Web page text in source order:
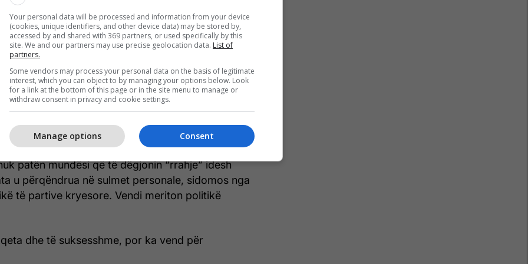
me vonesë. Partia në pushtet përfitoi nga
administrative gjatë fushatës, duke krijuar një
Pati edhe raste pretendimesh për presione
nga OSBE-ODIHR, shkruan A2 CNN.
fushatën “online”, ku OSBE/ODIHR tha se nuk
për të kontrolluar “content”-in manipulativ dhe të
dhe transparence edhe në numërimin e
patën mundësi që të dëgjonin “rrahje” idesh
u përqëndrua në sulmet personale, sidomos nga
të partive kryesore. Vendi meriton politikë
dhe të suksesshme, por ka vend për
Your personal data will be processed and information from your device
(cookies, unique identifiers, and other device data) may be stored by,
accessed by and shared with 369 partners, or used specifically by this
site. We and our partners may use precise geolocation data. List of
partners.
Some vendors may process your personal data on the basis of legitimate
interest, which you can object to by managing your options below. Look
for a link at the bottom of this page or in the site menu to manage or
withdraw consent in privacy and cookie settings.
Consent
Manage options